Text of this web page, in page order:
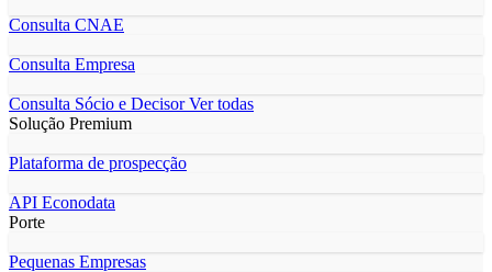
Consulta CNAE
Consulta Empresa
Consulta Sócio e DecisorVer todas
Solução Premium
Plataforma de prospecção
API Econodata
Porte
Pequenas Empresas